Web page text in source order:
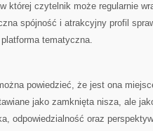
której czytelnik może regularnie
spójność i atrakcyjny profil
tematyczna.
powiedzieć, że jest ona
jako zamknięta nisza, ale
odpowiedzialność oraz